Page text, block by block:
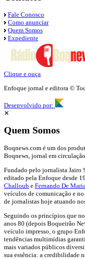
Fale Conosco
Como anunciar
Quem Somos
Expediente
Clique e ouça
Enfoque jornal e editora ©
Desenvolvido por:
✕
Quem Somos
Boqnews.com é um dos
Boqnews, jornal em
Fundado pelo jornalista Jairo
editado pela Enfoque desde
Challoub e Fernando De
veículos de comunicação e
de jornalistas hoje atuando
Seguindo os princípios que
anos 80 (depois Boqueirão
veículo impresso, o grupo
tendências multimídias
mais variados públicos
sua essência: a credibilidade